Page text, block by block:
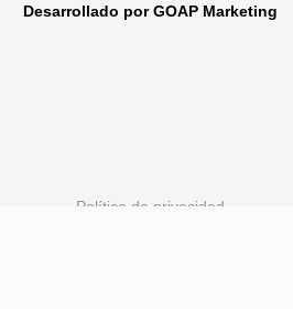
Desarrollado por GOAP Marketing
Política de privacidad